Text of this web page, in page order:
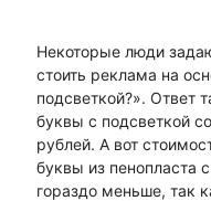
Некоторые люди
стоить реклама на
подсветкой?». Ответ
буквы с подсветкой
рублей. А вот
буквы из пенопласта
гораздо меньше, так